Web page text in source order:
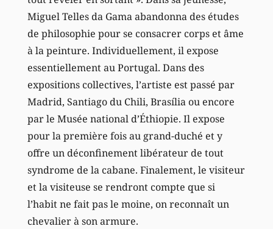
Miguel Telles da Gama abandonna des études
de philosophie pour se consacrer corps et âme
à la peinture. Individuellement, il expose
essentiellement au Portugal. Dans des
expositions collectives, l’artiste est passé par
Madrid, Santiago du Chili, Brasília ou encore
par le Musée national d’Éthiopie. Il expose
pour la première fois au grand-duché et y
offre un déconfinement libérateur de tout
syndrome de la cabane. Finalement, le visiteur
et la visiteuse se rendront compte que si
l’habit ne fait pas le moine, on reconnaît un
chevalier à son armure.